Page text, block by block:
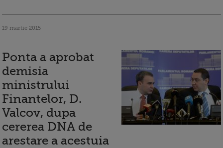
19 martie 2015
Ponta a aprobat
demisia
ministrului
Finantelor, D.
Valcov, dupa
cererea DNA de
arestare a acestuia